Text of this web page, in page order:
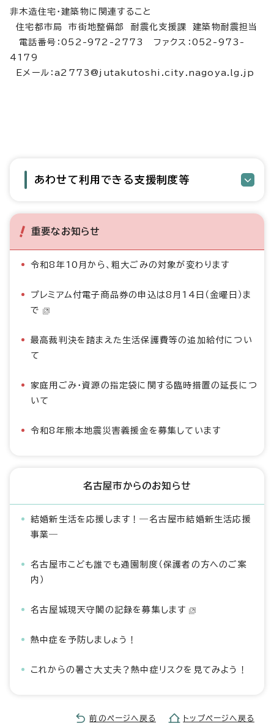
非木造住宅・建築物に関連すること
住宅都市局 市街地整備部 耐震化支援課 建築物耐震担当
電話番号：052-972-2773 ファクス：052-973-
4179
Eメール：a2773@jutakutoshi.city.nagoya.lg.jp
あわせて利用できる支援制度等
重要なお知らせ
令和8年10月から、粗大ごみの対象が変わります
プレミアム付電子商品券の申込は8月14日（金曜日）ま
で
最高裁判決を踏まえた生活保護費等の追加給付につい
て
家庭用ごみ・資源の指定袋に関する臨時措置の延長につ
いて
令和8年熊本地震災害義援金を募集しています
名古屋市からのお知らせ
結婚新生活を応援します！―名古屋市結婚新生活応援
事業―
名古屋市こども誰でも通園制度（保護者の方へのご案
内）
名古屋城現天守閣の記録を募集します
熱中症を予防しましょう！
これからの暑さ大丈夫？熱中症リスクを見てみよう！
前のページへ戻る トップページへ戻る